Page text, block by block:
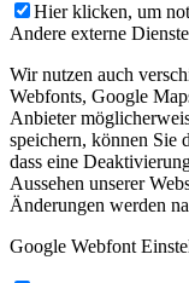
Hier klicken, um
Andere externe Dienste
Wir nutzen auch
Webfonts, Google
Anbieter
speichern, können Sie
dass eine
Aussehen unserer
Änderungen werden
Google Webfont